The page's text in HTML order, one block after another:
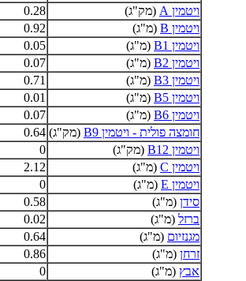
ויטמין A
(מק"ג) 0.28
ויטמין B
(מ"ג) 0.92
ויטמין B1
(מ"ג) 0.05
ויטמין B2
(מ"ג) 0.07
ויטמין B3
(מ"ג) 0.71
ויטמין B5
(מ"ג) 0.01
ויטמין B6
(מ"ג) 0.07
חומצה פולית - ויטמין B9
(מק"ג) 0.64
ויטמין B12
(מק"ג) 0
ויטמין C
(מ"ג) 2.12
ויטמין E
(מ"ג) 0
סידן (מ"ג) 0.58
ברזל (מ"ג) 0.02
מגנזיום (מ"ג) 0.64
זרחן (מ"ג) 0.86
אבץ (מ"ג) 0